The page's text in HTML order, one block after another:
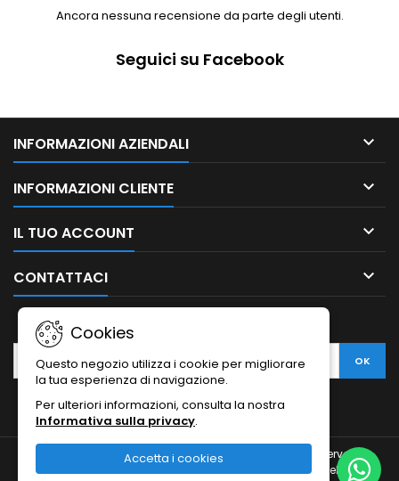
Ancora nessuna recensione da parte degli utenti.
Seguici su Facebook
INFORMAZIONI AZIENDALI 
INFORMAZIONI CLIENTE 
IL TUO ACCOUNT 
CONTATTACI 
Cookies
Questo negozio utilizza i cookie per migliorare
la tua esperienza di navigazione.
Per ulteriori informazioni, consulta la nostra
Informativa sulla privacy.
Accetta i cookies
© Copyright 2010-2026 Ristodesk : tutti i diritti sono riservati |
Ristodesk di Pasquale Di Carluccio | via Francesco Spinelli, 104 |